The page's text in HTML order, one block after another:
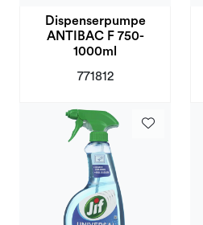
Dispenserpumpe
ANTIBAC F 750-
1000ml
771812